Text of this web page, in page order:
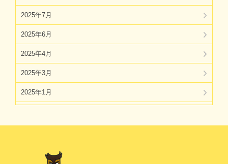
2025年7月
2025年6月
2025年4月
2025年3月
2025年1月